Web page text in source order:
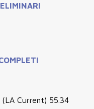
Current) 55.34